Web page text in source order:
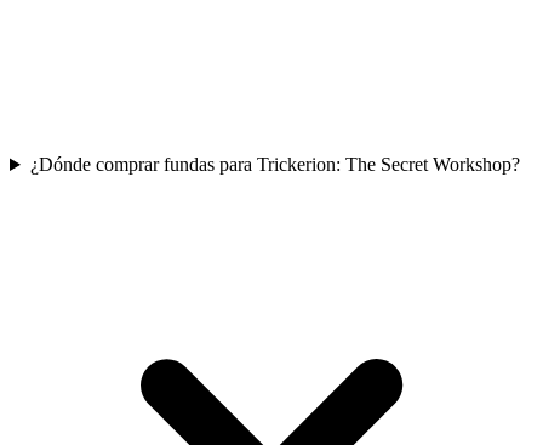
¿Dónde comprar fundas para Trickerion: The Secret Workshop?